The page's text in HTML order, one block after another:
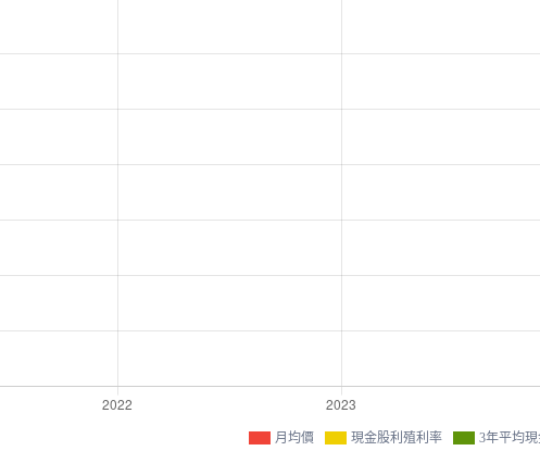
月均價 現金股利殖利率 3年平均